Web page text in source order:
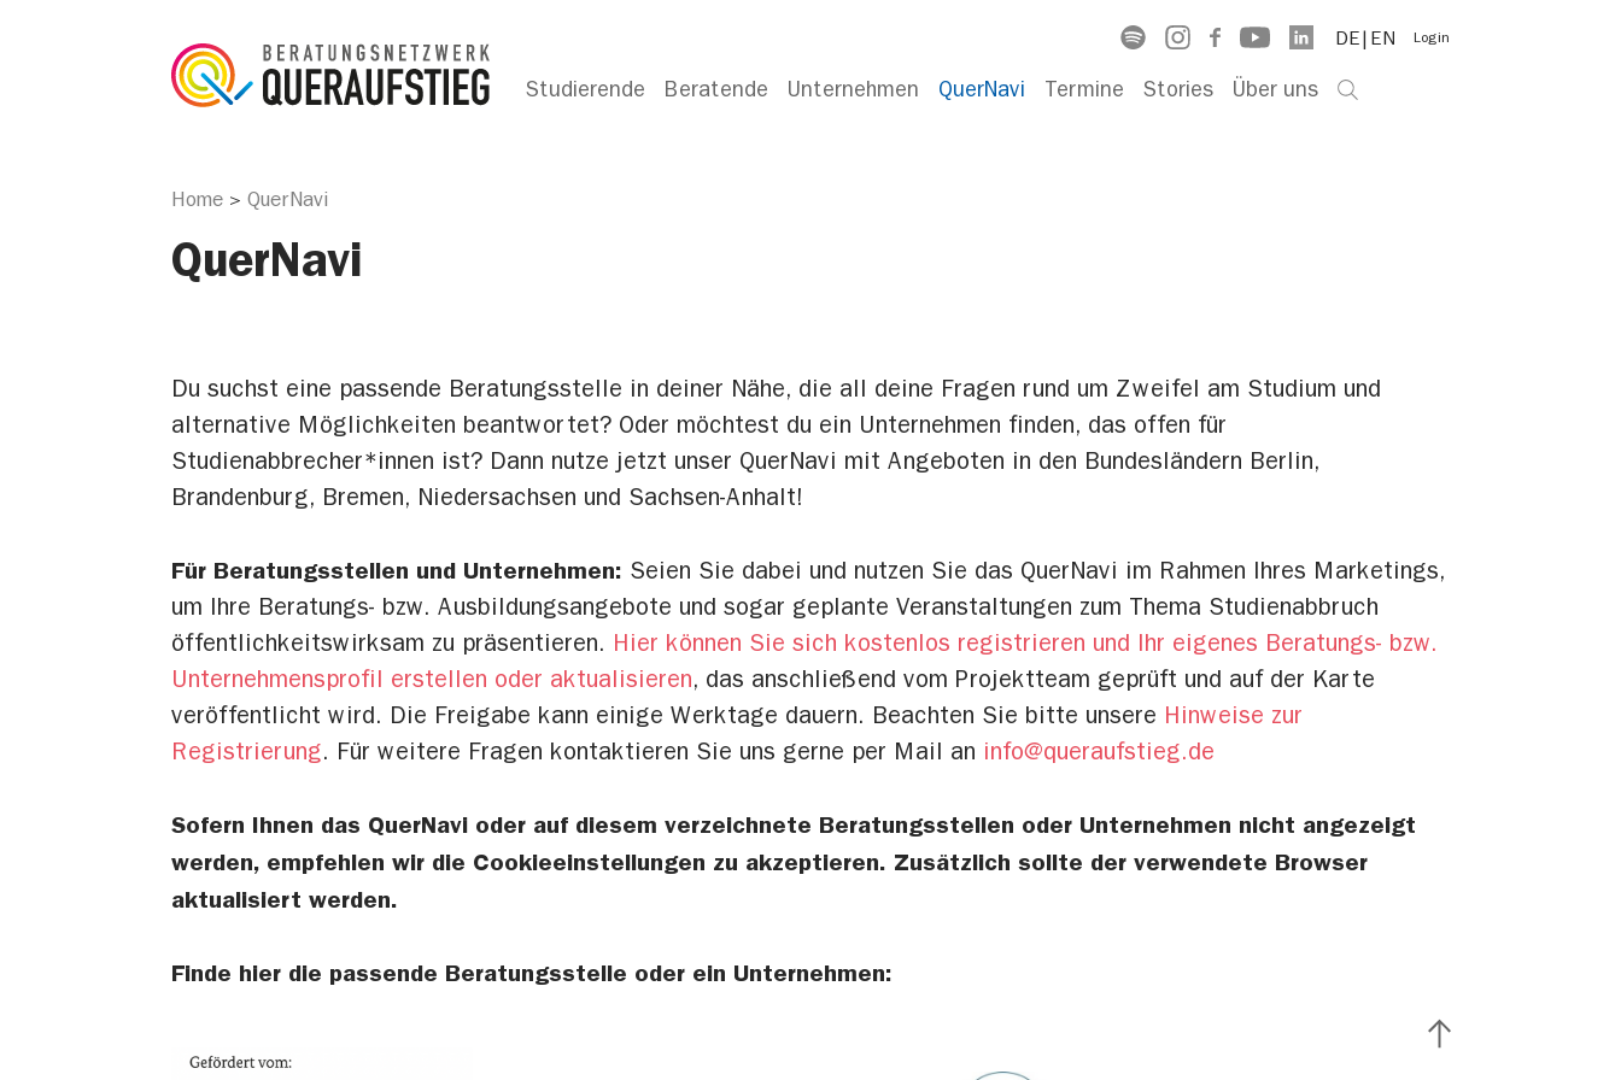
Studierende Beratende Unternehmen QuerNavi Termine Stories Über uns
DE EN Login
Home > QuerNavi
QuerNavi
Du suchst eine passende Beratungsstelle in deiner Nähe, die all deine Fragen rund um Zweifel am Studium und
alternative Möglichkeiten beantwortet? Oder möchtest du ein Unternehmen finden, das offen für
Studienabbrecher*innen ist? Dann nutze jetzt unser QuerNavi mit Angeboten in den Bundesländern Berlin,
Brandenburg, Bremen, Niedersachsen und Sachsen-Anhalt!
Für Beratungsstellen und Unternehmen: Seien Sie dabei und nutzen Sie das QuerNavi im Rahmen Ihres Marketings,
um Ihre Beratungs- bzw. Ausbildungsangebote und sogar geplante Veranstaltungen zum Thema Studienabbruch
öffentlichkeitswirksam zu präsentieren. Hier können Sie sich kostenlos registrieren und Ihr eigenes Beratungs- bzw.
Unternehmensprofil erstellen oder aktualisieren, das anschließend vom Projektteam geprüft und auf der Karte
veröffentlicht wird. Die Freigabe kann einige Werktage dauern. Beachten Sie bitte unsere Hinweise zur
Registrierung. Für weitere Fragen kontaktieren Sie uns gerne per Mail an info@queraufstieg.de
Sofern Ihnen das QuerNavi oder auf diesem verzeichnete Beratungsstellen oder Unternehmen nicht angezeigt
werden, empfehlen wir die Cookieeinstellungen zu akzeptieren. Zusätzlich sollte der verwendete Browser
aktualisiert werden.
Finde hier die passende Beratungsstelle oder ein Unternehmen: